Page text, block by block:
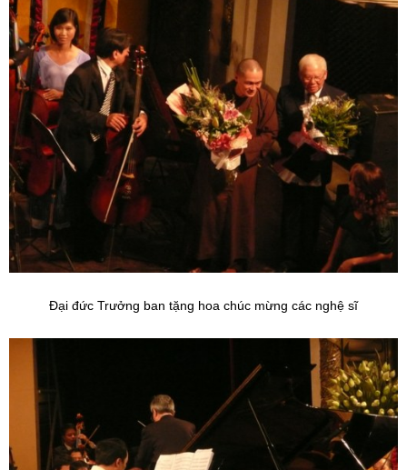
Đại đức Trưởng ban tặng hoa chúc mừng các nghệ sĩ